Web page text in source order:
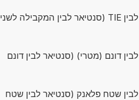
מחשבון: להמיר בין ca לבין TIE (סנטיאר לבין המקבילה לשני
מחשבון: להמיר בין ca לבין דונם (מטרי) (סנטיאר לבין דונם
מחשבון: להמיר בין ca לבין שטח פלאנק (סנטיאר לבין שטח